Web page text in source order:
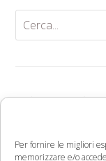
Per fornire le migliori
memorizzare e/o
Anti-